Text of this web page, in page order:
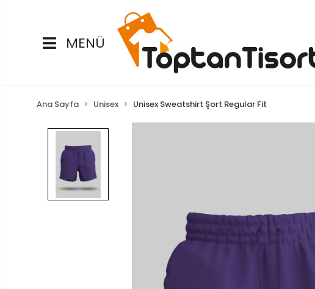
MENÜ
Ana Sayfa Unisex Unisex Sweatshirt Şort Regular Fit